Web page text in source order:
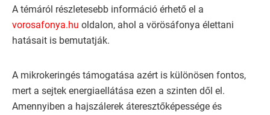
A témáról részletesebb információ érhető el a
vorosafonya.hu oldalon, ahol a vörösáfonya élettani
hatásait is bemutatják.
A mikrokeringés támogatása azért is különösen fontos,
mert a sejtek energiaellátása ezen a szinten dől el.
Amennyiben a hajszálerek áteresztőképessége és